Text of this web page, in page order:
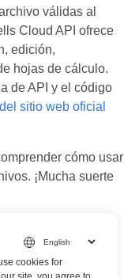
válidas al
Cloud API ofrece
edición,
hojas de cálculo.
de API y el código
sitio web oficial
cómo usar
¡Mucha suerte
cookies for